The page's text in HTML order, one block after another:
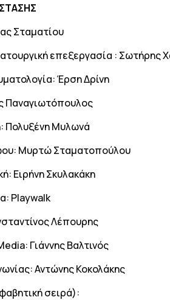
Σταματίου
επεξεργασία : Σωτήρης
Έρση Δρίνη
Παναγιωτόπουλος
Πολυξένη Μυλωνά
Μυρτώ Σταματοπούλου
Ειρήνη Σκυλακάκη
Playwalk
Λέπουρης
Γιάννης Βαλτινός
Αντώνης Κοκολάκης
σειρά):